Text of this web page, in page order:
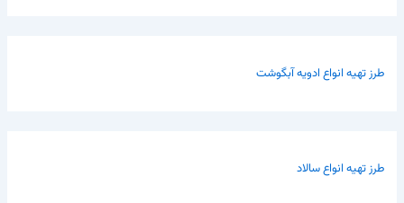
طرز تهیه انواع ادویه آبگوشت
طرز تهیه انواع سالاد